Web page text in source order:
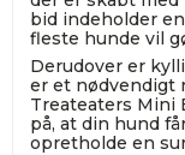
bid indeholder
fleste hunde vil
Derudover er
er et nødvendigt
Treateaters Mini
på, at din hund
opretholde en